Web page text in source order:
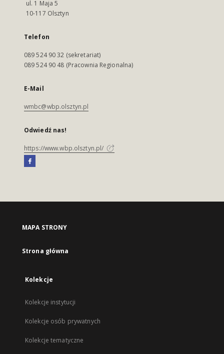
ul. 1 Maja 5
10-117 Olsztyn
Telefon
089 524 90 32 (sekretariat)
089 524 90 48 (Pracownia Regionalna)
E-Mail
wmbc@wbp.olsztyn.pl
Odwiedź nas!
https://www.wbp.olsztyn.pl/
MAPA STRONY
Strona główna
Kolekcje
Kolekcje instytucji
Kolekcje osób prywatnych
Kolekcje tematyczne